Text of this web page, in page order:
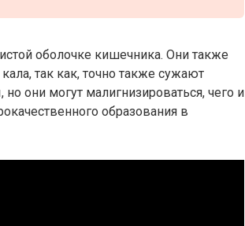
оболочке кишечника. Они также
так как, точно также сужают
они могут малигнизироваться, чего и
образования в